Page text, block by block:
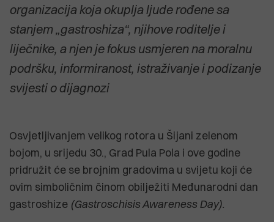
organizacija koja okuplja ljude rođene sa
stanjem „gastroshiza“, njihove roditelje i
liječnike, a njen je fokus usmjeren na moralnu
podršku, informiranost, istraživanje i podizanje
svijesti o dijagnozi
Osvjetljivanjem velikog rotora u Šijani zelenom
bojom, u srijedu 30., Grad Pula Pola i ove godine
pridružit će se brojnim gradovima u svijetu koji će
ovim simboličnim činom obilježiti Međunarodni dan
gastroshize (Gastroschisis Awareness Day).